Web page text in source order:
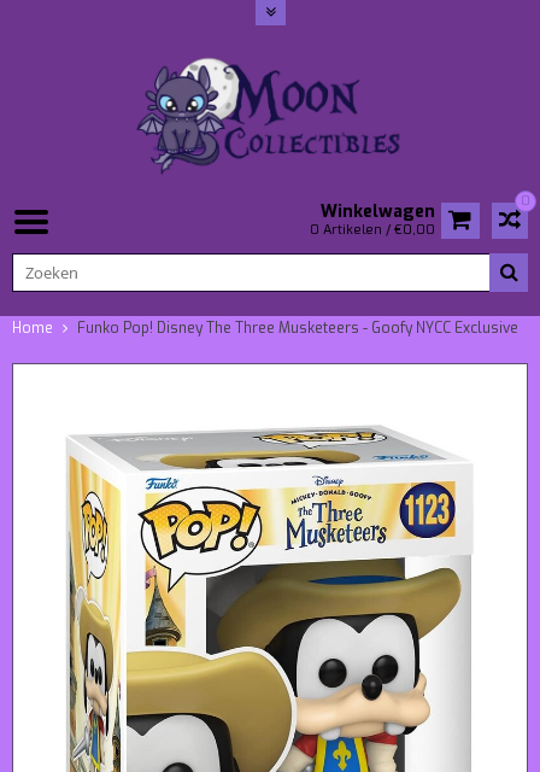
0
Winkelwagen
0 Artikelen / €0,00
Home Funko Pop! Disney The Three Musketeers - Goofy NYCC Exclusive